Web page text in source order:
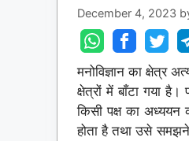
December 4, 2023
मनोविज्ञान का क्षेत्र
क्षेत्रों में बाँटा गया
किसी पक्ष का अध्ययन
होता है तथा उसे समझने